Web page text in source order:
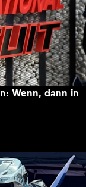
Wenn, dann in